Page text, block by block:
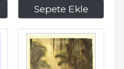
Sepete Ekle
217,50